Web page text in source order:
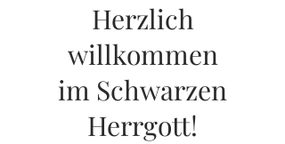
Herzlich
willkommen
im Schwarzen
Herrgott!